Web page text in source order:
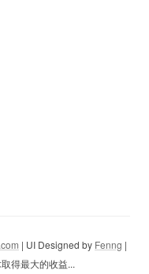
| UI Designed by Fenng |
得最大的收益...